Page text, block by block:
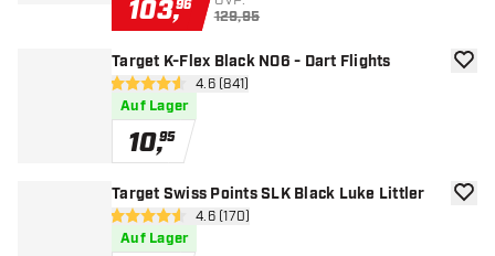
103,96
129,95
Target K-Flex Black NO6 - Dart Flights
Bewertungsbereich öffnen
4.6 Bewertungssterne
4.6 (841)
Auf Lager
10,95
Zur
Target Swiss Points SLK Black Luke Littler
Bewertungsbereich öffnen
4.6 Bewertungssterne
4.6 (170)
Auf Lager
Zur